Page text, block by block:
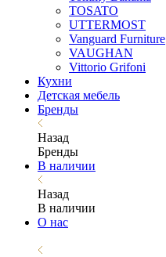
TOSATO
UTTERMOST
Vanguard Furniture
VAUGHAN
Vittorio Grifoni
Кухни
Детская мебель
Бренды
Назад
Бренды
В наличии
Назад
В наличии
О нас